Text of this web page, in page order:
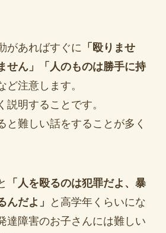
があればすぐに 「殴りませ
せん」「人のものは勝手に持
ど注意します。
説明することです。
と難しい話をすることが多く
「人を殴るのは犯罪だよ、暴
んだよ」
と高学年くらいにな
達障害のお子さんには難しい